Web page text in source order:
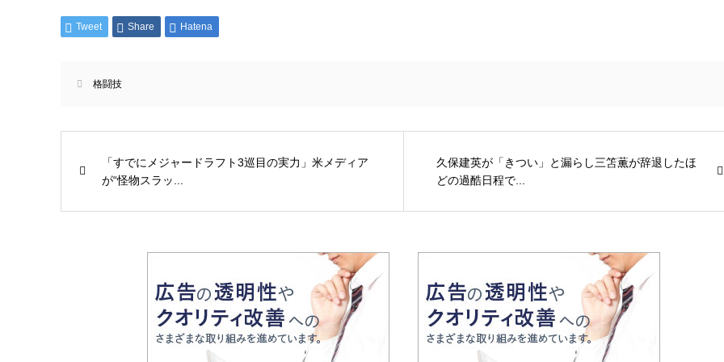
Tweet Share Hatena
格闘技
「すでにメジャードラフト3巡目の実力」米メディア
が“怪物スラッ...
久保建英が「きつい」と漏らし三笘薫が辞退したほ
どの過酷日程で...